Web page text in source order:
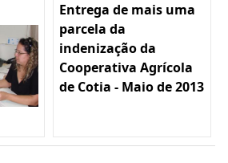
Entrega de mais uma
parcela da
indenização da
Cooperativa Agrícola
de Cotia - Maio de 2013